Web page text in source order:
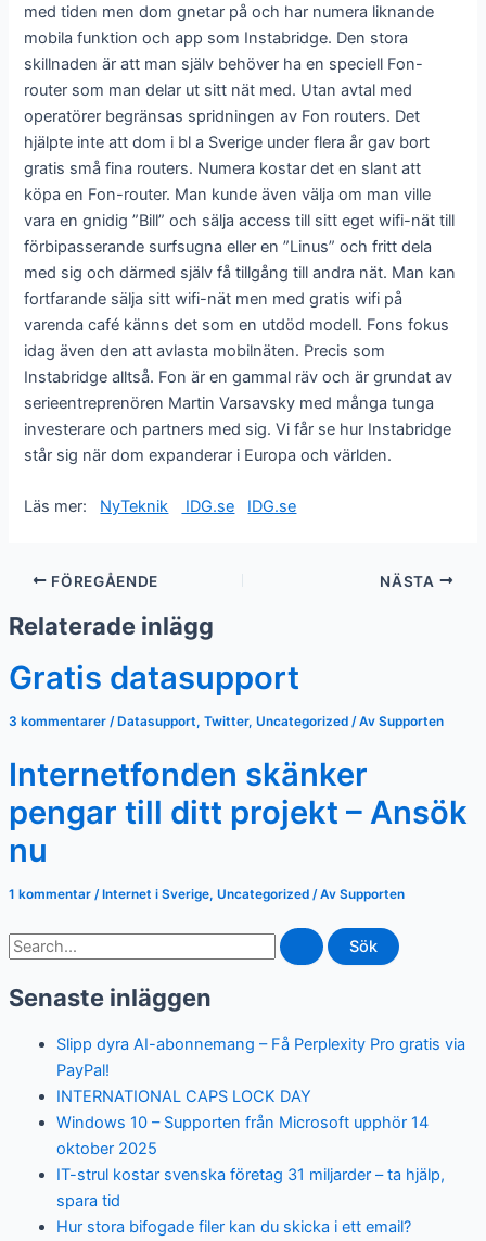
med tiden men dom gnetar på och har numera liknande
mobila funktion och app som Instabridge. Den stora
skillnaden är att man själv behöver ha en speciell Fon-
router som man delar ut sitt nät med. Utan avtal med
operatörer begränsas spridningen av Fon routers. Det
hjälpte inte att dom i bl a Sverige under flera år gav bort
gratis små fina routers. Numera kostar det en slant att
köpa en Fon-router. Man kunde även välja om man ville
vara en gnidig ”Bill” och sälja access till sitt eget wifi-nät till
förbipasserande surfsugna eller en ”Linus” och fritt dela
med sig och därmed själv få tillgång till andra nät. Man kan
fortfarande sälja sitt wifi-nät men med gratis wifi på
varenda café känns det som en utdöd modell. Fons fokus
idag även den att avlasta mobilnäten. Precis som
Instabridge alltså. Fon är en gammal räv och är grundat av
serieentreprenören Martin Varsavsky med många tunga
investerare och partners med sig. Vi får se hur Instabridge
står sig när dom expanderar i Europa och världen.
Läs mer: NyTeknik IDG.se IDG.se
FÖREGÅENDE NÄSTA
Relaterade inlägg
Gratis datasupport
3 kommentarer / Datasupport, Twitter, Uncategorized/ Av Supporten
Internetfonden skänker
pengar till ditt projekt – Ansök
nu
1 kommentar / Internet i Sverige, Uncategorized/ Av Supporten
Sök
efter:
Senaste inläggen
Slipp dyra AI-abonnemang – Få Perplexity Pro gratis via
PayPal!
INTERNATIONAL CAPS LOCK DAY
Windows 10 – Supporten från Microsoft upphör 14
oktober 2025
IT-strul kostar svenska företag 31 miljarder – ta hjälp,
spara tid
Hur stora bifogade filer kan du skicka i ett email?